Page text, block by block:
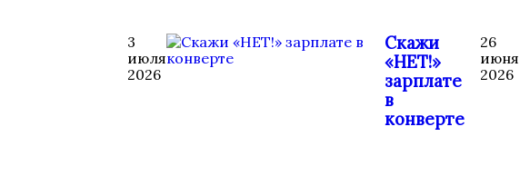
3
июля
2026
Скажи
«НЕТ!»
зарплате
в
конверте
26
июня
2026